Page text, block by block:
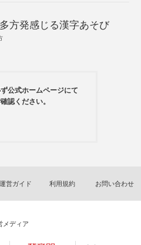
方発感じる漢字あそび
公式ホームページにて
認ください。
営ガイド 利用規約 お問い合わせ
メディア